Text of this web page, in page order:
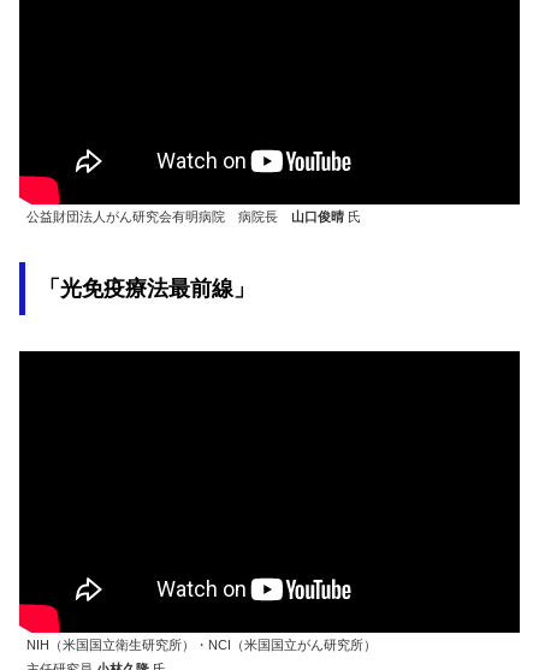
公益財団法人がん研究会有明病院 病院長 山口俊晴 氏
「光免疫療法最前線」
NIH（米国国立衛生研究所）・NCI（米国国立がん研究所）